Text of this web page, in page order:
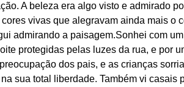
A beleza era algo visto e admirado
vivas que alegravam ainda mais o
admirando a paisagem.Sonhei com
protegidas pelas luzes da rua, e por
dos pais, e as crianças
sua total liberdade. Também vi casais